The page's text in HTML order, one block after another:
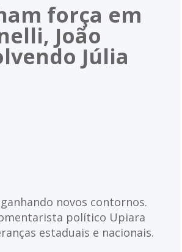
força em
João
Júlia
novos contornos.
político Upiara
estaduais e nacionais.